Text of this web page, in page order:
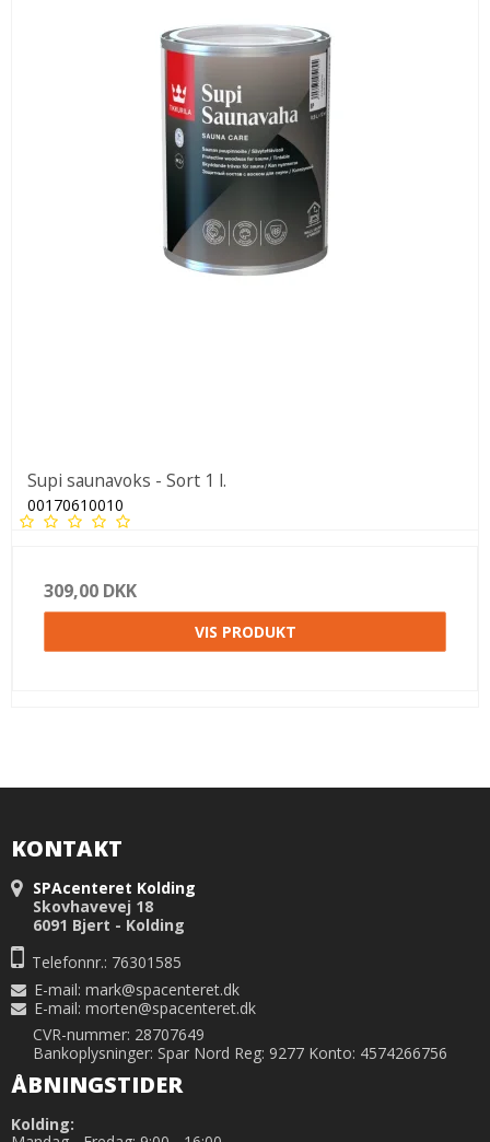
Supi saunavoks - Sort 1 l.
00170610010
309,00 DKK
VIS PRODUKT
KONTAKT
SPAcenteret Kolding
Skovhavevej 18
6091 Bjert - Kolding
Telefonnr.: 76301585
E-mail: mark@spacenteret.dk
E-mail: morten@spacenteret.dk
CVR-nummer: 28707649
Bankoplysninger: Spar Nord Reg: 9277 Konto: 4574266756
ÅBNINGSTIDER
Kolding: